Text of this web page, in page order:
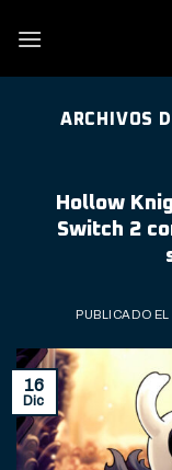
ARCHIVOS
Hollow
Switch 2
PUBLICADO EL
16
Dic